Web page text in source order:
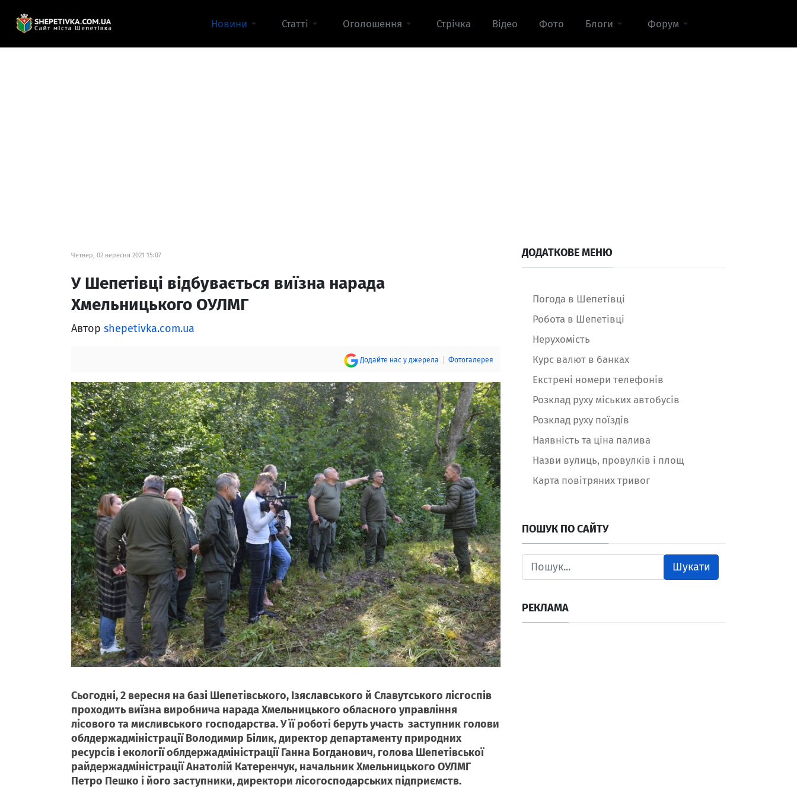
Новини Статті Оголошення Стрічка Відео Фото Блоги Форум
Четвер, 02 вересня 2021 15:07
У Шепетівці відбувається виїзна нарада
Хмельницького ОУЛМГ
Автор shepetivka.com.ua
Додайте нас у джерела Фотогалерея
Сьогодні, 2 вересня на базі Шепетівського, Ізяславського й Славутського лісгоспів
проходить виїзна виробнича нарада Хмельницького обласного управління
лісового та мисливського господарства. У її роботі беруть участь заступник голови
облдержадміністрації Володимир Білик, директор департаменту природних
ресурсів і екології облдержадміністрації Ганна Богданович, голова Шепетівської
райдержадміністрації Анатолій Катеренчук, начальник Хмельницького ОУЛМГ
Петро Пешко і його заступники, директори лісогосподарських підприємств.
ДОДАТКОВЕ МЕНЮ
Погода в Шепетівці
Робота в Шепетівці
Нерухомість
Курс валют в банках
Екстрені номери телефонів
Розклад руху міських автобусів
Розклад руху поїздів
Наявність та ціна палива
Назви вулиць, провулків і площ
Карта повітряних тривог
ПОШУК ПО САЙТУ
Шукати
РЕКЛАМА